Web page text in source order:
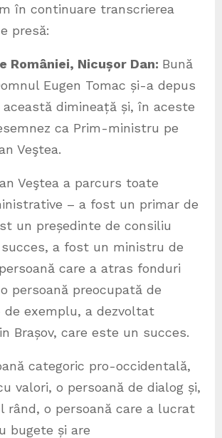
în continuare transcrierea
presă:
României, Nicușor Dan: Bună
Eugen Tomac și-a depus
dimineață și, în aceste
ca Prim-ministru pe
Veştea.
Veştea a parcurs toate
– a fost un primar de
un președinte de consiliu
a fost un ministru de
care a atras fonduri
persoană preocupată de
de exemplu, a dezvoltat
Brașov, care este un succes.
categoric pro-occidentală,
valori, o persoană de dialog și,
rând, o persoană care a lucrat
bugete și are